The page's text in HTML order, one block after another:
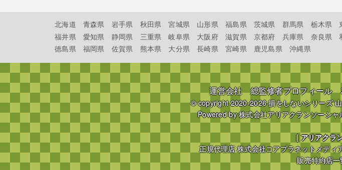
北海道 青森県 岩手県 秋田県 宮城県 山形県 福島県 茨城県 群馬県 栃木県
福井県
愛知県 静岡県 三重県 岐阜県 大阪府 滋賀県 京都府 兵庫県 奈良県
徳島県
福岡県 佐賀県 熊本県 大分県 長崎県 宮崎県 鹿児島県 沖縄県
運営会社 総監修者プロフィール
© copyright 2020-2026損をしないシリーズ
Powered by株式会社アリアクランソーシャ
[アリアクラ
正規代理店株式会社コアプラネットメディ
販売特約店